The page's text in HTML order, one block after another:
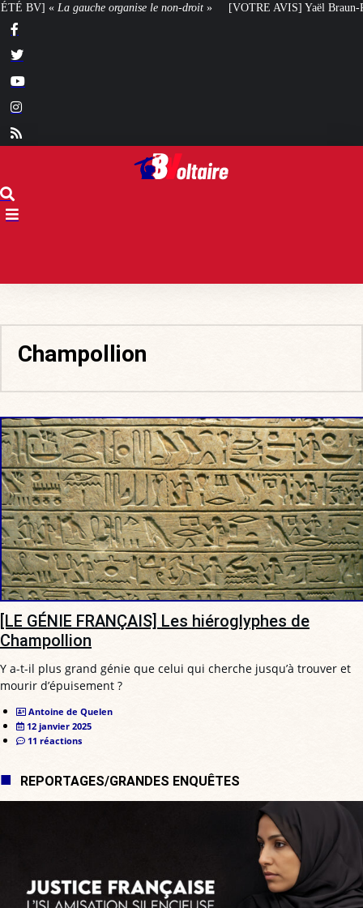
le non-droit» [VOTRE AVIS] Yaël Braun-Pivet doit-elle renoncer
Champollion
[LE GÉNIE FRANÇAIS] Les hiéroglyphes de
Champollion
Y a-t-il plus grand génie que celui qui cherche jusqu’à trouver et
mourir d’épuisement ?
Antoine de Quelen
12 janvier 2025
11 réactions
REPORTAGES/GRANDES ENQUÊTES